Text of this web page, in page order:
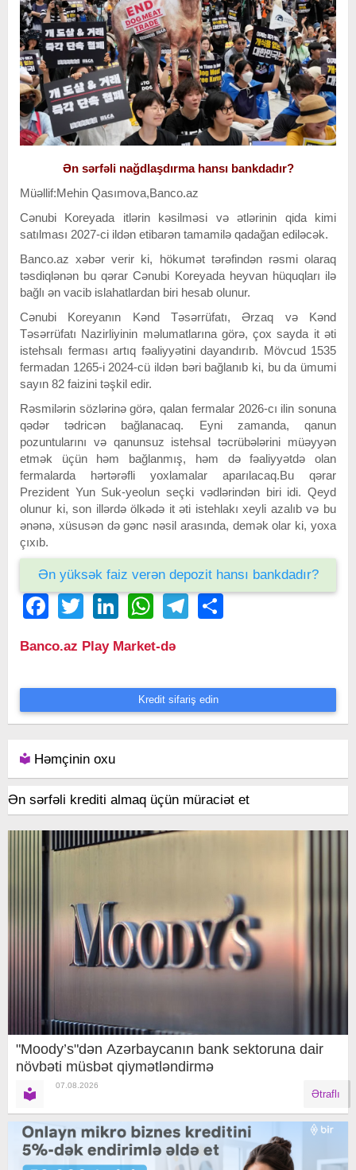
Ən sərfəli nağdlaşdırma hansı bankdadır?
Müəllif:Mehin Qasımova,Banco.az
Cənubi Koreyada itlərin kəsilməsi və ətlərinin qida kimi
satılması 2027-ci ildən etibarən tamamilə qadağan ediləcək.
Banco.az xəbər verir ki, hökumət tərəfindən rəsmi olaraq
təsdiqlənən bu qərar Cənubi Koreyada heyvan hüquqları ilə
bağlı ən vacib islahatlardan biri hesab olunur.
Cənubi Koreyanın Kənd Təsərrüfatı, Ərzaq və Kənd
Təsərrüfatı Nazirliyinin məlumatlarına görə, çox sayda it əti
istehsalı ferması artıq fəaliyyətini dayandırıb. Mövcud 1535
fermadan 1265-i 2024-cü ildən bəri bağlanıb ki, bu da ümumi
sayın 82 faizini təşkil edir.
Rəsmilərin sözlərinə görə, qalan fermalar 2026-cı ilin sonuna
qədər tədricən bağlanacaq. Eyni zamanda, qanun
pozuntularını və qanunsuz istehsal təcrübələrini müəyyən
etmək üçün həm bağlanmış, həm də fəaliyyətdə olan
fermalarda hərtərəfli yoxlamalar aparılacaq.Bu qərar
Prezident Yun Suk-yeolun seçki vədlərindən biri idi. Qeyd
olunur ki, son illərdə ölkədə it əti istehlakı xeyli azalıb və bu
ənənə, xüsusən də gənc nəsil arasında, demək olar ki, yoxa
çıxıb.
Ən yüksək faiz verən depozit hansı bankdadır?
FacebookTwitter LinkedIn WhatsAppTelegram
Banco.az Play Market-də
Kredit sifariş edin
Həmçinin oxu
Ən sərfəli krediti almaq üçün müraciət et
"Moody’s"dən Azərbaycanın bank sektoruna dair
növbəti müsbət qiymətləndirmə
07.08.2026
Ətraflı